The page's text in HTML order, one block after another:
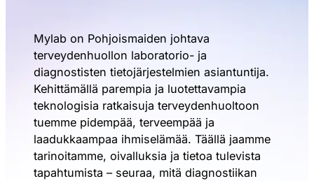
Mylab on Pohjoismaiden johtava
terveydenhuollon laboratorio- ja
diagnostisten tietojärjestelmien asiantuntija.
Kehittämällä parempia ja luotettavampia
teknologisia ratkaisuja terveydenhuoltoon
tuemme pidempää, terveempää ja
laadukkaampaa ihmiselämää. Täällä jaamme
tarinoitamme, oivalluksia ja tietoa tulevista
tapahtumista – seuraa, mitä diagnostiikan